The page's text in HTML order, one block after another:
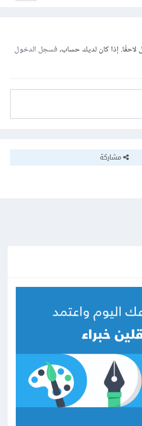
إذا كان لديك حساب،فسجل الدخول
مشاركة